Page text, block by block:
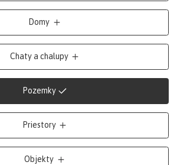
Domy
Chaty a chalupy
Pozemky
Priestory
Objekty